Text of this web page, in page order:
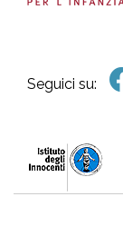
Seguici su: